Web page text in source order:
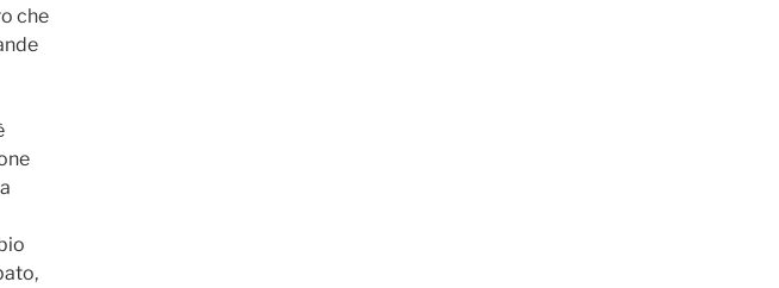
che